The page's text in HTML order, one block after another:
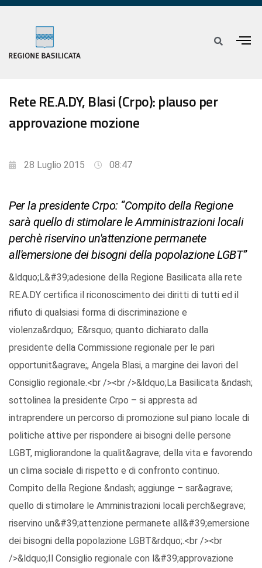
Rete RE.A.DY, Blasi (Crpo): plauso per
approvazione mozione
28 Luglio 2015 08:47
Per la presidente Crpo: “Compito della Regione
sarà quello di stimolare le Amministrazioni locali
perchè riservino un'attenzione permanete
all'emersione dei bisogni della popolazione LGBT”
&ldquo;L&#39;adesione della Regione Basilicata alla rete
RE.A.DY certifica il riconoscimento dei diritti di tutti ed il
rifiuto di qualsiasi forma di discriminazione e
violenza&rdquo;. E&rsquo; quanto dichiarato dalla
presidente della Commissione regionale per le pari
opportunit&agrave;, Angela Blasi, a margine dei lavori del
Consiglio regionale.<br /><br />&ldquo;La Basilicata &ndash;
sottolinea la presidente Crpo – si appresta ad
intraprendere un percorso di promozione sul piano locale di
politiche attive per rispondere ai bisogni delle persone
LGBT, migliorandone la qualit&agrave; della vita e favorendo
un clima sociale di rispetto e di confronto continuo.
Compito della Regione &ndash; aggiunge – sar&agrave;
quello di stimolare le Amministrazioni locali perch&egrave;
riservino un&#39;attenzione permanete all&#39;emersione
dei bisogni della popolazione LGBT&rdquo;.<br /><br
/>&ldquo;Il Consiglio regionale con l&#39;approvazione